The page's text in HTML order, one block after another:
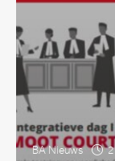
BA Nieuws